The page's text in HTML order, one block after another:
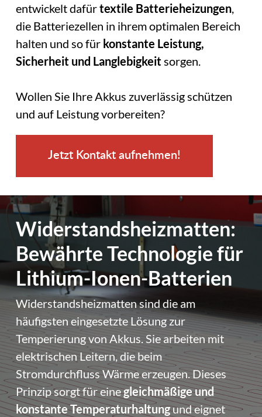
entwickelt dafürtextile Batterieheizungen,
die Batteriezellen in ihrem optimalen Bereich
halten und so für konstante Leistung,
Sicherheit und Langlebigkeitsorgen.
Wollen Sie Ihre Akkus zuverlässig schützen
und auf Leistung vorbereiten?
Jetzt Kontakt aufnehmen!
Widerstands­heizmatten:
Bewährte Technologie für
Lithium-Ionen-Batterien
Widerstandsheizmatten sind die am
häufigsten eingesetzte Lösung zur
Temperierung von Akkus. Sie arbeiten mit
elektrischen Leitern, die beim
Stromdurchfluss Wärme erzeugen. Dieses
Prinzip sorgt für einegleichmäßige und
konstante Temperaturhaltungund eignet